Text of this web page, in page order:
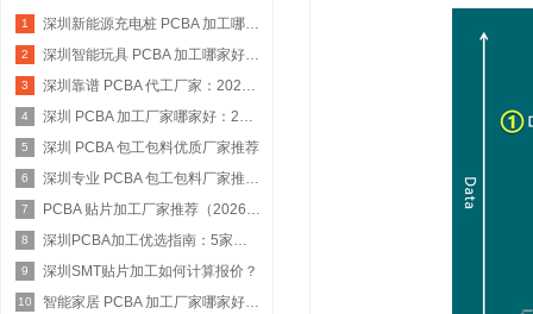
1 深圳新能源充电桩 PCBA 加工哪家好：2026 权威选型指南
2 深圳智能玩具 PCBA 加工哪家好：2026 权威选型指南
3 深圳靠谱 PCBA 代工厂家：2026 年权威选型指南
4 深圳 PCBA 加工厂家哪家好：2026 权威选型指南
5 深圳 PCBA 包工包料优质厂家推荐
6 深圳专业 PCBA 包工包料厂家推荐：2026 年权威选型指南
7 PCBA 贴片加工厂家推荐（2026 权威指南）
8 深圳PCBA加工优选指南：5家具备IATF 16949资质的源头工厂深度盘点
9 深圳SMT贴片加工如何计算报价？
10 智能家居 PCBA 加工厂家哪家好：2026 权威选型指南